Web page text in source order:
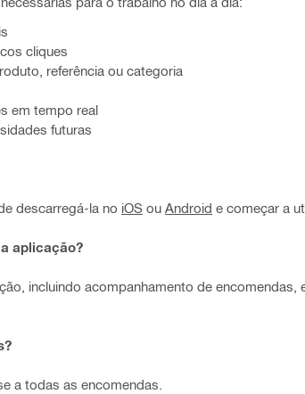
cliques
referência ou categoria
em tempo real
futuras
descarregá-la no iOS ou Android e começar a
aplicação?
incluindo acompanhamento de
a todas as encomendas.